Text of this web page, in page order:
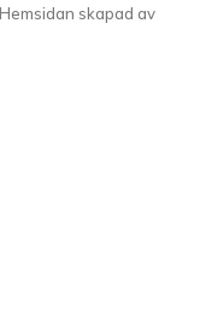
skapad av